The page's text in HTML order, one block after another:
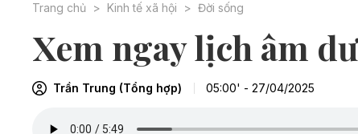
Trang chủ Kinh tế xã hội Đời sống
Xem ngay lịch âm
Trần Trung (Tổng hợp) 05:00' - 27/04/2025